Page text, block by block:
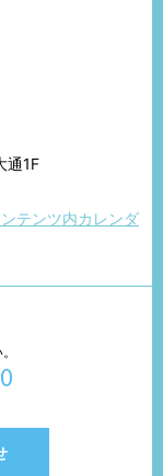
通1F
テンツ内カレンダ